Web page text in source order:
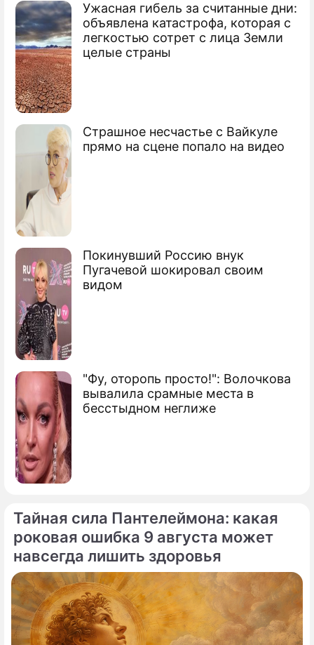
Ужасная гибель за считанные дни:
объявлена катастрофа, которая с
легкостью сотрет с лица Земли
целые страны
Страшное несчастье с Вайкуле
прямо на сцене попало на видео
Покинувший Россию внук
Пугачевой шокировал своим
видом
"Фу, оторопь просто!": Волочкова
вывалила срамные места в
бесстыдном неглиже
По теме
"Гастарбайтер" завоевал Москву
В Москве продается "Гастарбайтер"
Эксклюзивное интервью Эдуарда
Багирова
Тайная сила Пантелеймона: какая
роковая ошибка 9 августа может
навсегда лишить здоровья